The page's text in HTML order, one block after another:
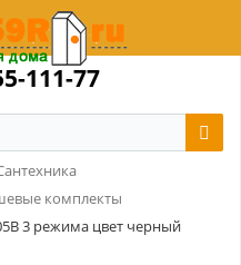
111-77
комплекты
3 режима цвет черный